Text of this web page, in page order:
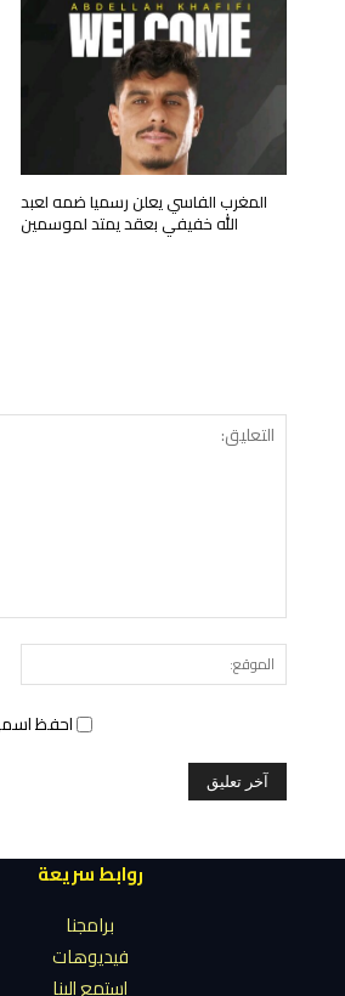
المغرب الفاسي يعلن رسميا ضمه لعبد
الله خفيفي بعقد يمتد لموسمين
احفظ
روابط سريعة
برامجنا
فيديوهات
إستمع إلينا